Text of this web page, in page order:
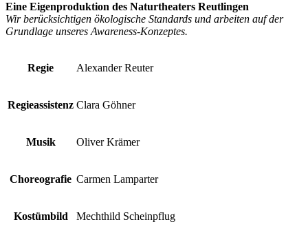
Eine Eigenproduktion des Naturtheaters Reutlingen
Wir berücksichtigen ökologische Standards und arbeiten auf der
Grundlage unseres Awareness-Konzeptes.
Regie Alexander Reuter
Regieassistenz Clara Göhner
Musik Oliver Krämer
Choreografie Carmen Lamparter
Kostümbild Mechthild Scheinpflug